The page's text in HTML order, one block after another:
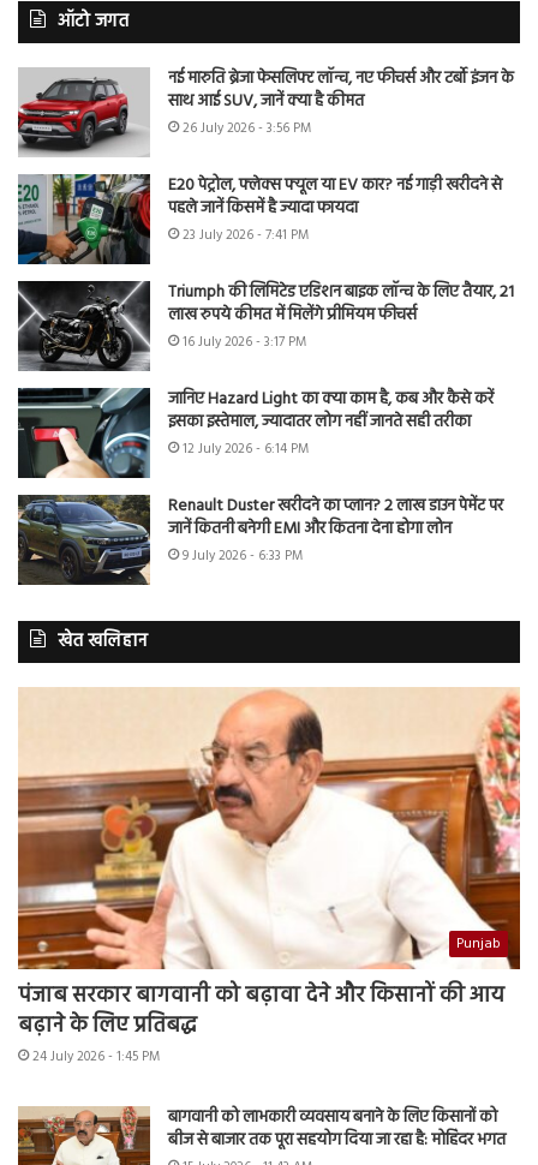
ऑटो जगत
नई मारुति ब्रेजा फेसलिफ्ट लॉन्च, नए फीचर्स और टर्बो इंजन के
साथ आई SUV, जानें क्या है कीमत
26 July 2026 - 3:56 PM
E20 पेट्रोल, फ्लेक्स फ्यूल या EV कार? नई गाड़ी खरीदने से
पहले जानें किसमें है ज्यादा फायदा
23 July 2026 - 7:41 PM
Triumph की लिमिटेड एडिशन बाइक लॉन्च के लिए तैयार, 21
लाख रुपये कीमत में मिलेंगे प्रीमियम फीचर्स
16 July 2026 - 3:17 PM
जानिए Hazard Light का क्या काम है, कब और कैसे करें
इसका इस्तेमाल, ज्यादातर लोग नहीं जानते सही तरीका
12 July 2026 - 6:14 PM
Renault Duster खरीदने का प्लान? 2 लाख डाउन पेमेंट पर
जानें कितनी बनेगी EMI और कितना देना होगा लोन
9 July 2026 - 6:33 PM
खेत खलिहान
Punjab
पंजाब सरकार बागवानी को बढ़ावा देने और किसानों की आय
बढ़ाने के लिए प्रतिबद्ध
24 July 2026 - 1:45 PM
बागवानी को लाभकारी व्यवसाय बनाने के लिए किसानों को
बीज से बाजार तक पूरा सहयोग दिया जा रहा है: मोहिंदर भगत